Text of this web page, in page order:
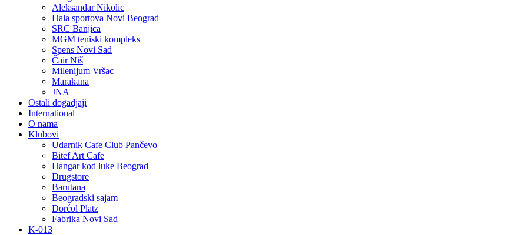
Aleksandar Nikolic
Hala sportova Novi Beograd
SRC Banjica
MGM teniski kompleks
Spens Novi Sad
Čair Niš
Milenijum Vršac
Marakana
JNA
Ostali dogadjaji
International
O nama
Klubovi
Udarnik Cafe Club Pančevo
Bitef Art Cafe
Hangar kod luke Beograd
Drugstore
Barutana
Beogradski sajam
Dorćol Platz
Fabrika Novi Sad
K-013